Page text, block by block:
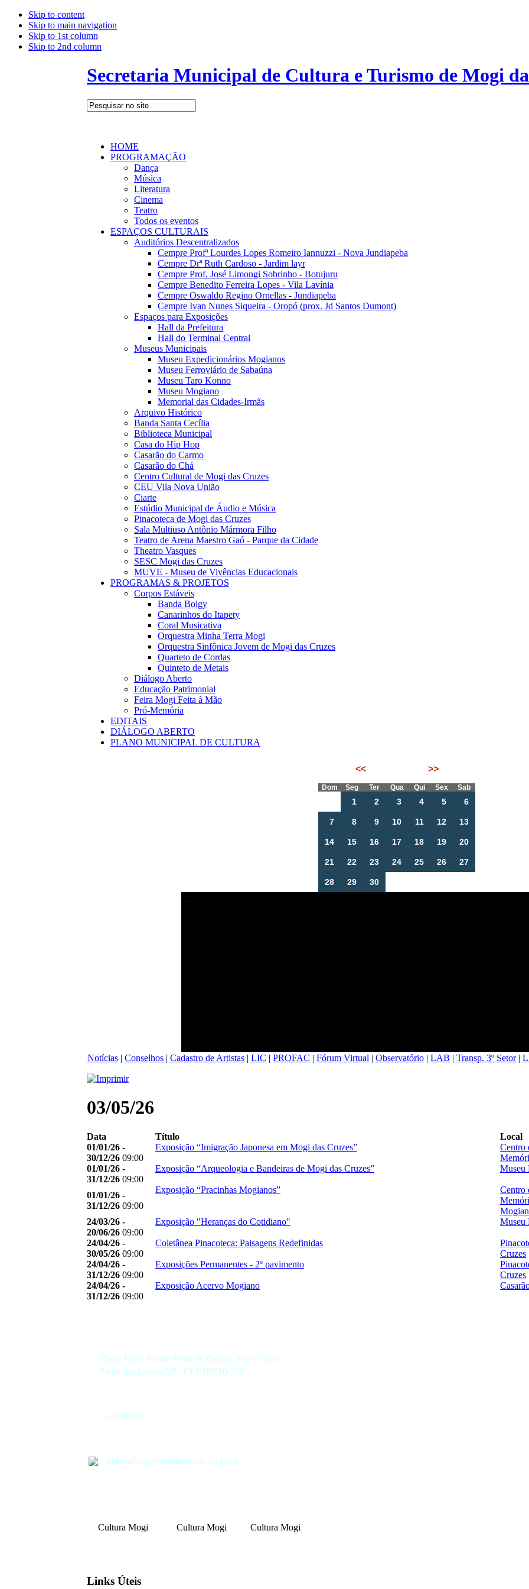
Skip to content
Skip to main navigation
Skip to 1st column
Skip to 2nd column
Secretaria Municipal de Cultura e Turismo de Mogi
HOME
PROGRAMAÇÃO
Dança
Música
Literatura
Cinema
Teatro
Todos os eventos
ESPAÇOS CULTURAIS
Auditórios Descentralizados
Cempre Profª Lourdes Lopes Romeiro Iannuzzi - Nova Jundiapeba
Cempre Drª Ruth Cardoso - Jardim layr
Cempre Prof. José Limongi Sobrinho - Botujuru
Cempre Benedito Ferreira Lopes - Vila Lavínia
Cempre Oswaldo Regino Ornellas - Jundiapeba
Cempre Ivan Nunes Siqueira - Oropó (prox. Jd Santos Dumont)
Espaços para Exposições
Hall da Prefeitura
Hall do Terminal Central
Museus Municipais
Museu Expedicionários Mogianos
Museu Ferroviário de Sabaúna
Museu Taro Konno
Museu Mogiano
Memorial das Cidades-Irmãs
Arquivo Histórico
Banda Santa Cecília
Biblioteca Municipal
Casa do Hip Hop
Casarão do Carmo
Casarão do Chá
Centro Cultural de Mogi das Cruzes
CEU Vila Nova União
Ciarte
Estúdio Municipal de Áudio e Música
Pinacoteca de Mogi das Cruzes
Sala Multiuso Antônio Mármora Filho
Teatro de Arena Maestro Gaó - Parque da Cidade
Theatro Vasques
SESC Mogi das Cruzes
MUVE - Museu de Vivências Educacionais
PROGRAMAS & PROJETOS
Corpos Estáveis
Banda Boigy
Canarinhos do Itapety
Coral Musicativa
Orquestra Minha Terra Mogi
Orquestra Sinfônica Jovem de Mogi das Cruzes
Quarteto de Cordas
Quinteto de Metais
Diálogo Aberto
Educação Patrimonial
Feira Mogi Feita à Mão
Pró-Memória
EDITAIS
DIÁLOGO ABERTO
PLANO MUNICIPAL DE CULTURA
<< >>
Dom Seg Ter Qua Qui Sex Sab
1 2 3 4 5 6
7 8 9 10 11 12 13
14 15 16 17 18 19 20
21 22 23 24 25 26 27
28 29 30
Notícias | Conselhos | Cadastro de Artistas | LIC | PROFAC | Fórum Virtual | Observatório | LAB | Transp. 3º Setor|
03/05/26
Data Título Local
01/01/26 -
30/12/26 09:00
Exposição “Imigração Japonesa em Mogi das Cruzes”
Centro
01/01/26 -
31/12/26 09:00
Exposição “Arqueologia e Bandeiras de Mogi das Cruzes” Museu
01/01/26 -
31/12/26 09:00
Exposição “Pracinhas Mogianos”
Centro
24/03/26 -
20/06/26 09:00
Exposição "Heranças do Cotidiano" Museu
24/04/26 -
30/05/26 09:00
Coletânea Pinacoteca: Paisagens Redefinidas
Cruzes
24/04/26 -
31/12/26 09:00
Exposições Permanentes - 2º pavimento
Cruzes
24/04/26 -
31/12/26 09:00
Exposição Acervo Mogiano
Praça Mon. Roque Pinto de Barros, 360 - Centro
Mogi das Cruzes/SP - CEP 08710-330
11 4798-6900
culturamogi@mogidascruzes.sp.gov.br
Cultura Mogi Cultura Mogi Cultura Mogi
Links Úteis